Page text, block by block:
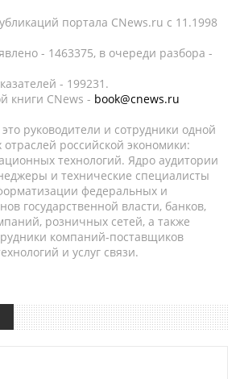
портала CNews.ru c 11.1998
- 1463375, в очереди разбора -
- 199231.
книги CNews - book@cnews.ru
руководители и сотрудники одной
российской экономики:
технологий. Ядро аудитории
и технические специалисты
федеральных и
государственной власти, банков,
розничных сетей, а также
компаний-поставщиков
и услуг связи.